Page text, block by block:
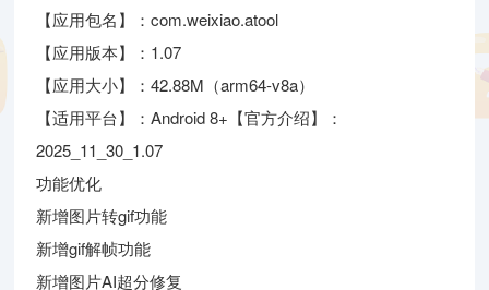
【应用包名】：com.weixiao.atool
【应用版本】：1.07
【应用大小】：42.88M（arm64-v8a）
【适用平台】：Android 8+【官方介绍】：
2025_11_30_1.07
功能优化
新增图片转gif功能
新增gif解帧功能
新增图片AI超分修复